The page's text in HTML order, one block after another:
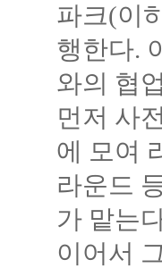
파크(이
행한다.
와의 협
먼저 사
에 모여
라운드
가 맡는
이어서